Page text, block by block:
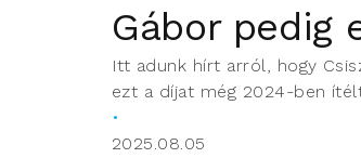
Gábor pedig
Itt adunk hírt arról, hogy
ezt a díjat még 2024-ben
2025.08.05